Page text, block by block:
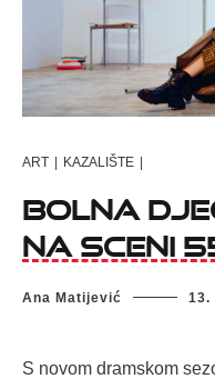
ART | KAZALIŠTE |
Bolna
na Sceni
Ana Matijević 13.
S novom dramskom